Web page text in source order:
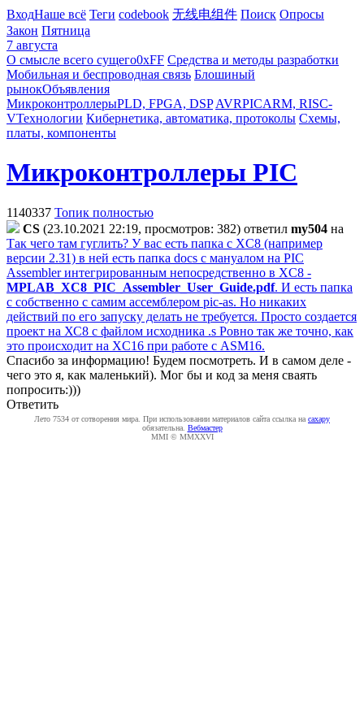
ВходНаше всё Теги codebook 无线电组件 Поиск Опросы
Закон Пятница
7 августа
О смысле всего сущего0xFF Средства и методы разработки
Мобильная и беспроводная связь Блошиный
рынокОбъявления
МикроконтроллерыPLD, FPGA, DSP AVRPICARM, RISC-
VТехнологии Кибернетика, автоматика, протоколы Схемы,
платы, компоненты
Микроконтроллеры PIC
1140337 Топик полностью
CS (23.10.2021 22:19, просмотров: 382) ответил my504 на
Так чего там гуглить? У вас есть папка с XC8 (например
версии 2.31) в ней есть папка docs с мануалом на PIC
Assembler интегрированным непосредственно в XC8 -
MPLAB_XC8_PIC_Assembler_User_Guide.pdf. И есть папка
с собственно с самим ассемблером pic-as. Но никаких
действий по его запуску делать не требуется. Просто создается
проект на ХС8 с файлом исходника .s Ровно так же точно, как
это происходит на XC16 при работе с ASM16.
Спасибо за информацию! Будем посмотреть. И в самом деле -
чего это я, как маленький). Мог бы и код за меня сваять
попросить:)))
Ответить
Лето 7534 от сотворения мира. При использовании материалов сайта ссылка на caxapу
обязательна. Вебмастер
MMI © MMXXVI